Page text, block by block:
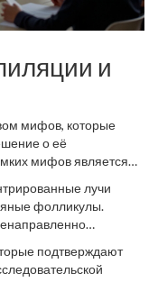
и
мифов, которые
о её
мифов является
понять,
лучи
фолликулы.
ограниченной
на внутренние
подтверждают